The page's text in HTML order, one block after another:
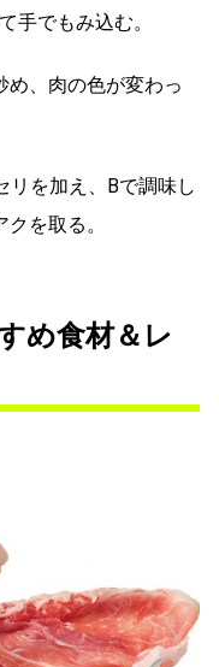
でもみ込む。
、肉の色が変わっ
を加え、Bで調味し
を取る。
め食材＆レ